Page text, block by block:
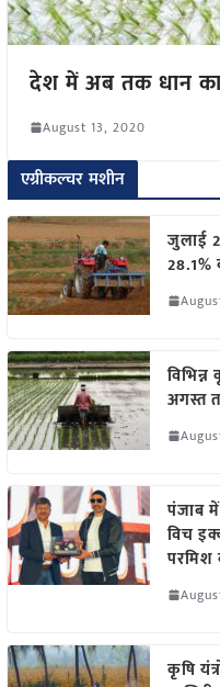
देश में अब तक धान
August 13, 2020
एग्रीकल्चर मशीन
जुलाई
28.1%
अगस्त
पंजाब में
विच
परमिश
कृषि